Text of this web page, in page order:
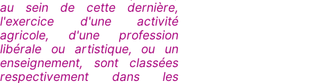
au sein de cette dernière,
l'exercice d'une activité
agricole, d'une profession
libérale ou artistique, ou un
enseignement, sont classées
respectivement dans les